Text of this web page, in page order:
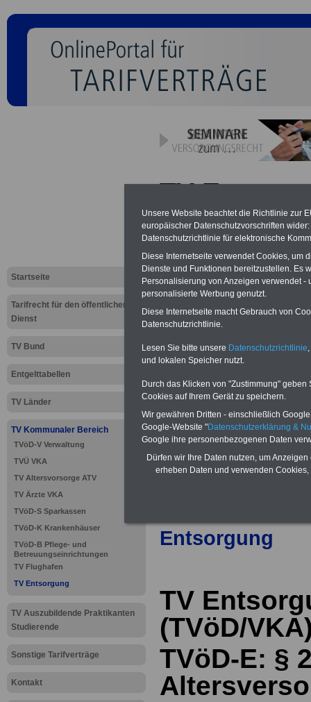
Startseite
Tarifrecht für den öffentlichen
Dienst
TV Bund
Entgelttabellen
TV Länder
TV Kommunaler Bereich
TVöD-V Verwaltung
TVÜ VKA
TV Altersvorsorge ATV
TV Ärzte VKA
TVöD-S Sparkassen
TVöD-K Krankenhäuser
TVöD-B Pflege- und
Betreuungseinrichtungen
TV Flughafen
TV Entsorgung
TV Auszubildende Praktikanten
Studierende
Sonstige Tarifverträge
Kontakt
TV
(TVöD/
Neu aufgelegt: Oktober
Entsorgung
TV
(TVöD/
TVöD-E: §
Unsere Website beachtet die Richtlinie zur
europäischer Datenschutzvorschriften
Datenschutzrichtlinie für elektronische
Diese Internetseite verwendet Cookies, um
Dienste und Funktionen bereitzustellen. Es
Personalisierung von Anzeigen verwendet
personalisierte Werbung genutzt.
Diese Internetseite macht Gebrauch von
Datenschutzrichtlinie.
Lesen Sie bitte unsere Datenschutzrichtlinie
und lokalen Speicher nutzt.
Durch das Klicken von "Zustimmung"
Cookies auf Ihrem Gerät zu speichern.
Wir gewähren Dritten - einschließlich
Google-Website "Datenschutzerklärung &
Google ihre personenbezogenen Daten
Dürfen wir Ihre Daten nutzen, um
erheben Daten und verwenden